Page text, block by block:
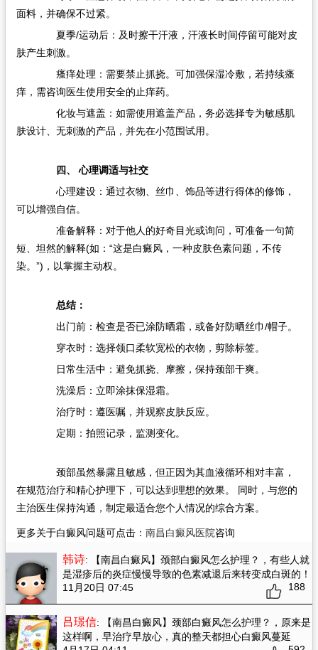
面料，并确保不过紧。
夏季/运动后：及时擦干汗液，汗液长时间停留可能对皮
肤产生刺激。
瘙痒处理：需要禁止抓挠。可加强保湿冷敷，若持续瘙
痒，需咨询医生使用安全的止痒药。
化妆与遮盖：如需使用遮盖产品，务必选择专为敏感肌
肤设计、无刺激的产品，并先在小范围试用。
四、 心理调适与社交
心理建设：通过衣物、丝巾、饰品等进行得体的修饰，
可以增强自信。
准备解释：对于他人的好奇目光或询问，可准备一句简
短、坦然的解释(如：“这是白癜风，一种皮肤色素问题，不传
染。”)，以掌握主动权。
总结：
出门前：检查是否已涂防晒霜，或备好防晒丝巾/帽子。
穿衣时：选择领口柔软宽松的衣物，剪除标签。
日常生活中：避免抓挠、摩擦，保持颈部干爽。
洗澡后：立即涂抹保湿霜。
治疗时：遵医嘱，并观察皮肤反应。
定期：拍照记录，监测变化。
颈部虽然暴露且敏感，但正因为其血液循环相对丰富，
在规范治疗和精心护理下，可以达到理想的效果。​ 同时，与您的
主治医生保持沟通，制定最适合您个人情况的综合方案。
更多关于白癜风问题可点击： 南昌白癜风医院咨询
韩诗: 【南昌白癜风】颈部白癜风怎么护理？ ，有些人就
是湿疹后的炎症慢慢导致的色素减退后来转变成白斑的！
11月20日 07:45
188
吕璟信: 【南昌白癜风】颈部白癜风怎么护理？ ，原来是
这样啊，早治疗早放心，真的整天都担心白癜风蔓延